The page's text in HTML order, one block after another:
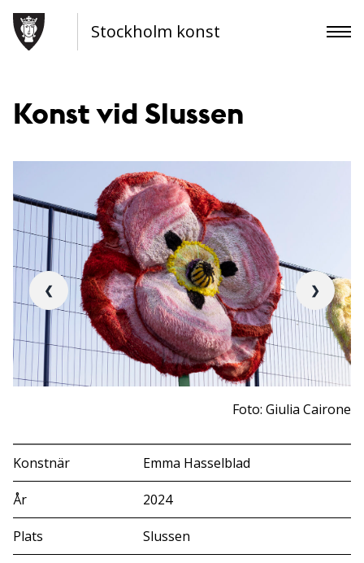
Stockholm konst
Konst vid Slussen
Foto: Giulia Cairone
❮ ❯
Konstnär Emma Hasselblad
År 2024
Plats Slussen